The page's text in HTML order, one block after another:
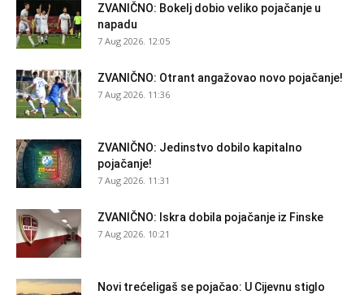
ZVANIČNO: Bokelj dobio veliko pojačanje u
napadu
7 Aug 2026. 12:05
ZVANIČNO: Otrant angažovao novo pojačanje!
7 Aug 2026. 11:36
ZVANIČNO: Jedinstvo dobilo kapitalno
pojačanje!
7 Aug 2026. 11:31
ZVANIČNO: Iskra dobila pojačanje iz Finske
7 Aug 2026. 10:21
Novi trećeligaš se pojačao: U Cijevnu stiglo